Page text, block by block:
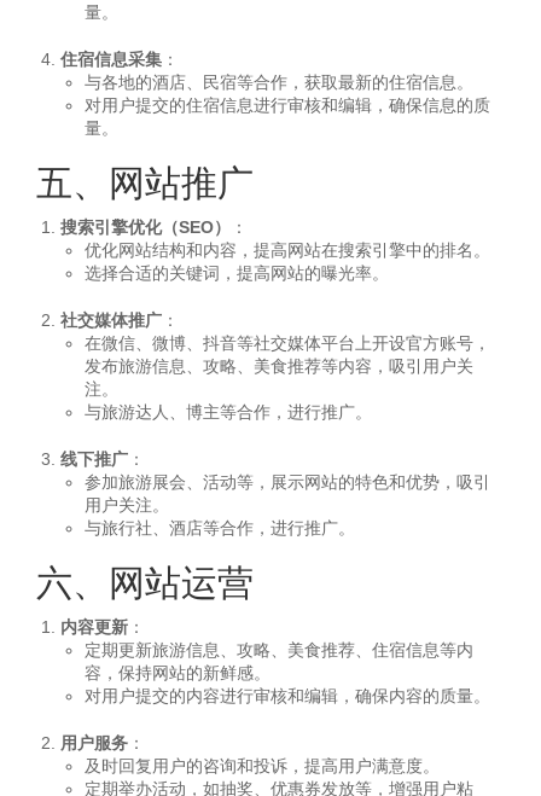
量。
住宿信息采集 ：
与各地的酒店、民宿等合作，获取最新的住宿信息。
对用户提交的住宿信息进行审核和编辑，确保信息的质
量。
五、网站推广
搜索引擎优化（SEO）
：
优化网站结构和内容，提高网站在搜索引擎中的排名。
选择合适的关键词，提高网站的曝光率。
社交媒体推广 ：
在微信、微博、抖音等社交媒体平台上开设官方账号，
发布旅游信息、攻略、美食推荐等内容，吸引用户关
注。
与旅游达人、博主等合作，进行推广。
线下推广 ：
参加旅游展会、活动等，展示网站的特色和优势，吸引
用户关注。
与旅行社、酒店等合作，进行推广。
六、网站运营
内容更新 ：
定期更新旅游信息、攻略、美食推荐、住宿信息等内
容，保持网站的新鲜感。
对用户提交的内容进行审核和编辑，确保内容的质量。
用户服务 ：
及时回复用户的咨询和投诉，提高用户满意度。
定期举办活动，如抽奖、优惠券发放等，增强用户粘